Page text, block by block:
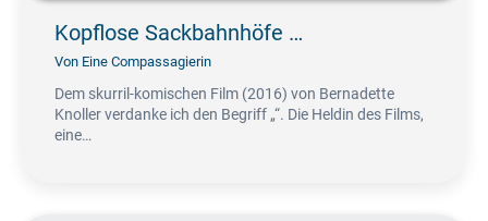
Kopflose Sackbahnhöfe …
Von Eine Compassagierin
Dem skurril-komischen Film (2016) von Bernadette
Knoller verdanke ich den Begriff „“. Die Heldin des Films,
eine…